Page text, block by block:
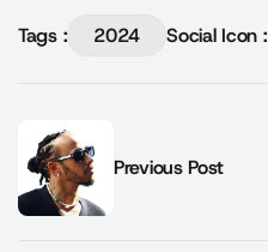
Tags : 2024 Social Icon :
Previous Post